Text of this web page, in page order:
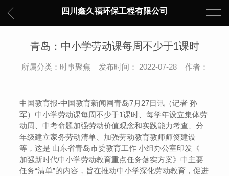
四川鑫久福环保工程有限公司
青岛：中小学劳动课每周不少于1课时
所属分类：时事聚焦 发布时间： 2022-07-28 作者：
中国教育报-中国教育新闻网青岛7月27日讯（记者 孙
军）中小学劳动课每周不少于1课时、每学年设立集体劳
动周、中考命题加强劳动价值观念和实践能力考查、分
年级建立家务劳动清单、加强劳动教育教师师资建设
等，这是 山东省青岛市委教育工作 小组办公室印发《
加强新时代中小学劳动教育重点任务落实方案》中主要
任务“清单”的内容，旨在推动中小学深化劳动教育，促进